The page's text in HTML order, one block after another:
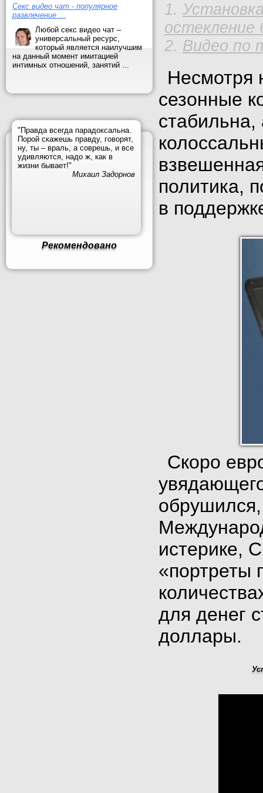
Секс видео чат - популярное
развлечение ...
Любой секс видео чат –
универсальный ресурс,
который является наилучшим
на данный момент имитацией
интимных отношений, занятий ...
"Правда всегда парадоксальна.
Порой скажешь правду, говорят,
ну, ты – враль, а соврешь, и все
удивляются, надо ж, как в
жизни бывает!"
Михаил Задорнов
Рекомендовано
остекление
Видео по
Несмотря
сезонные
стабильна,
политика,
в
Скоро
истерике,
«портреты
для денег
доллары.